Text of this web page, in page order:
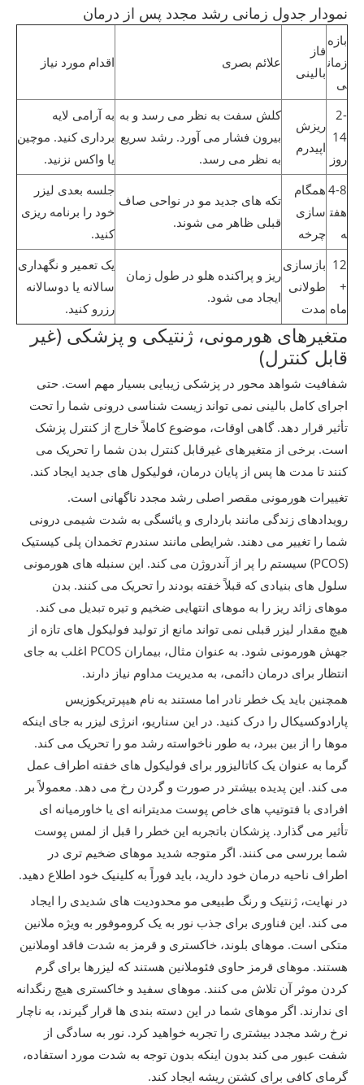
نمودار جدول زمانی رشد مجدد پس از درمان
بازه
زمان
ی
فاز
بالینی
علائم بصری اقدام مورد نیاز
2-
14
روز
ریزش
اپیدرم
کلش سفت به نظر می رسد و به
بیرون فشار می آورد. رشد سریع
به نظر می رسد.
به آرامی لایه
برداری کنید. موچین
یا واکس نزنید.
4-8
هفت
ه
همگام
سازی
چرخه
تکه های جدید مو در نواحی صاف
قبلی ظاهر می شوند.
جلسه بعدی لیزر
خود را برنامه ریزی
کنید.
12
+
ماه
بازسازی
طولانی
مدت
ریز و پراکنده هلو در طول زمان
ایجاد می شود.
یک تعمیر و نگهداری
سالانه یا دوسالانه
رزرو کنید.
متغیرهای هورمونی، ژنتیکی و پزشکی (غیر
قابل کنترل)
شفافیت شواهد محور در پزشکی زیبایی بسیار مهم است. حتی
اجرای کامل بالینی نمی تواند زیست شناسی درونی شما را تحت
تأثیر قرار دهد. گاهی اوقات، موضوع کاملاً خارج از کنترل پزشک
است. برخی از متغیرهای غیرقابل کنترل بدن شما را تحریک می
کنند تا مدت ها پس از پایان درمان، فولیکول های جدید ایجاد کند.
تغییرات هورمونی مقصر اصلی رشد مجدد ناگهانی است.
رویدادهای زندگی مانند بارداری و یائسگی به شدت شیمی درونی
شما را تغییر می دهند. شرایطی مانند سندرم تخمدان پلی کیستیک
(PCOS) سیستم را پر از آندروژن می کند. این سنبله های هورمونی
سلول های بنیادی که قبلاً خفته بودند را تحریک می کنند. بدن
موهای زائد ریز را به موهای انتهایی ضخیم و تیره تبدیل می کند.
هیچ مقدار لیزر قبلی نمی تواند مانع از تولید فولیکول های تازه از
جهش هورمونی شود. به عنوان مثال، بیماران PCOS اغلب به جای
انتظار برای درمان دائمی، به مدیریت مداوم نیاز دارند.
همچنین باید یک خطر نادر اما مستند به نام هیپرتریکوزیس
پارادوکسیکال را درک کنید. در این سناریو، انرژی لیزر به جای اینکه
موها را از بین ببرد، به طور ناخواسته رشد مو را تحریک می کند.
گرما به عنوان یک کاتالیزور برای فولیکول های خفته اطراف عمل
می کند. این پدیده بیشتر در صورت و گردن رخ می دهد. معمولاً بر
افرادی با فتوتیپ های خاص پوست مدیترانه ای یا خاورمیانه ای
تأثیر می گذارد. پزشکان باتجربه این خطر را قبل از لمس پوست
شما بررسی می کنند. اگر متوجه شدید موهای ضخیم تری در
اطراف ناحیه درمان خود دارید، باید فوراً به کلینیک خود اطلاع دهید.
در نهایت، ژنتیک و رنگ طبیعی مو محدودیت های شدیدی را ایجاد
می کند. این فناوری برای جذب نور به یک کروموفور به ویژه ملانین
متکی است. موهای بلوند، خاکستری و قرمز به شدت فاقد اوملانین
هستند. موهای قرمز حاوی فئوملانین هستند که لیزرها برای گرم
کردن موثر آن تلاش می کنند. موهای سفید و خاکستری هیچ رنگدانه
ای ندارند. اگر موهای شما در این دسته بندی ها قرار گیرند، به ناچار
نرخ رشد مجدد بیشتری را تجربه خواهید کرد. نور به سادگی از
شفت عبور می کند بدون اینکه بدون توجه به شدت مورد استفاده،
گرمای کافی برای کشتن ریشه ایجاد کند.